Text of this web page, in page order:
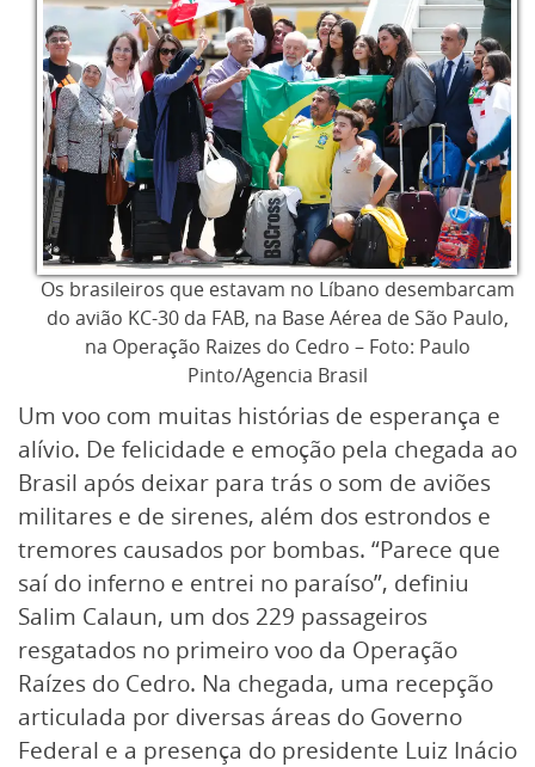
Os brasileiros que estavam no Líbano desembarcam
do avião KC-30 da FAB, na Base Aérea de São Paulo,
na Operação Raizes do Cedro – Foto: Paulo
Pinto/Agencia Brasil
Um voo com muitas histórias de esperança e
alívio. De felicidade e emoção pela chegada ao
Brasil após deixar para trás o som de aviões
militares e de sirenes, além dos estrondos e
tremores causados por bombas. “Parece que
saí do inferno e entrei no paraíso”, definiu
Salim Calaun, um dos 229 passageiros
resgatados no primeiro voo da Operação
Raízes do Cedro. Na chegada, uma recepção
articulada por diversas áreas do Governo
Federal e a presença do presidente Luiz Inácio